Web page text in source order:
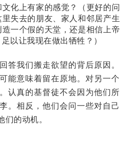
化上有家的感觉？（更好的问
失去的朋友、家人和邻居产生
一个假的天堂，还是相信上帝
以让我现在做出牺牲？）
答我们搬走欲望的背后原因。
能意味着留在原地。对另一个
认真的基督徒不会因为他们所
。相反，他们会问一些对自己
的动机。